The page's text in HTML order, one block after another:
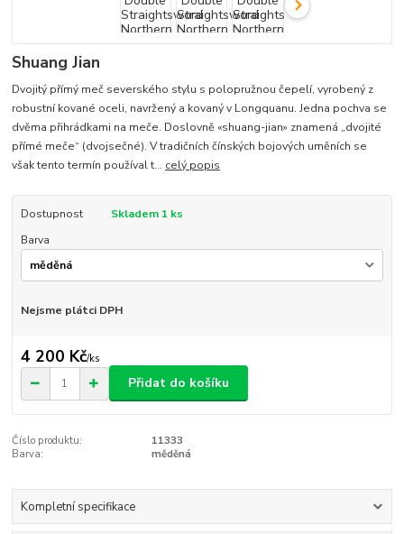
Shuang Jian
Dvojitý přímý meč severského stylu s polopružnou čepelí, vyrobený z
robustní kované oceli, navržený a kovaný v Longquanu. Jedna pochva se
dvěma přihrádkami na meče. Doslovně «shuang-jian» znamená „dvojité
přímé meče“ (dvojsečné). V tradičních čínských bojových uměních se
však tento termín používal t... celý popis
Dostupnost
Skladem 1 ks
Barva
Nejsme plátci DPH
4 200 Kč/ks
Přidat do košíku
Číslo produktu:
11333
Barva:
měděná
Kompletní specifikace